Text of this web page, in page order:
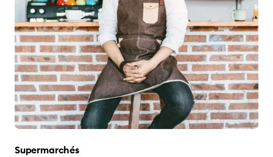
Supermarchés